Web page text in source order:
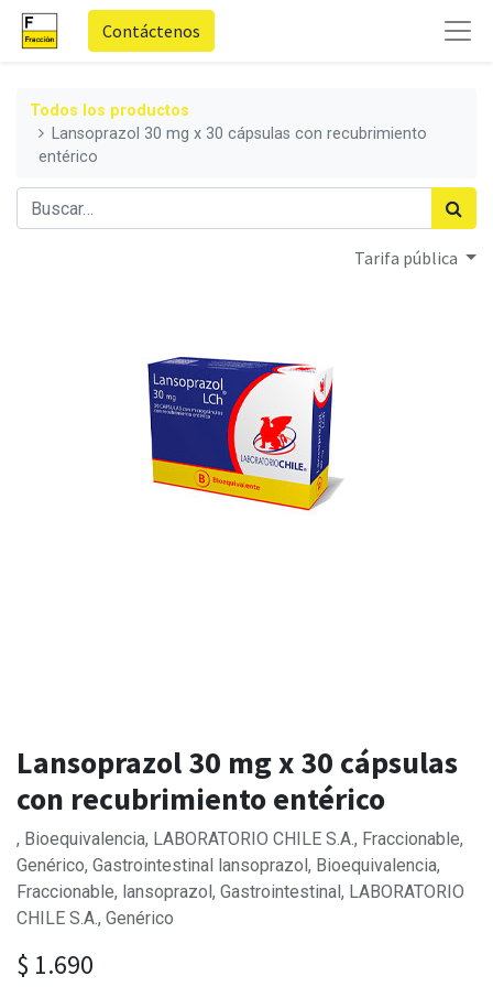
Contáctenos
Todos los productos
Lansoprazol 30 mg x 30 cápsulas con recubrimiento
entérico
Tarifa pública
Lansoprazol 30 mg x 30 cápsulas
con recubrimiento entérico
, Bioequivalencia, LABORATORIO CHILE S.A., Fraccionable,
Genérico, Gastrointestinal lansoprazol, Bioequivalencia,
Fraccionable, lansoprazol, Gastrointestinal, LABORATORIO
CHILE S.A., Genérico
$ 1.690